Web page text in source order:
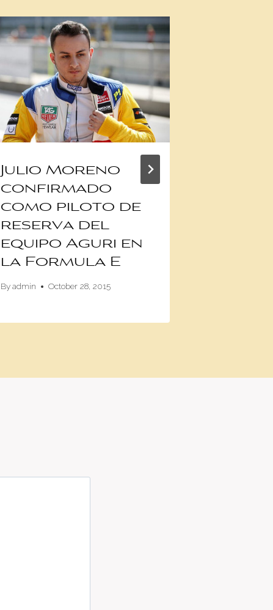
Julio Moreno
confirmado
como piloto de
reserva del
equipo Aguri en
la Formula E
By admin October 28, 2015